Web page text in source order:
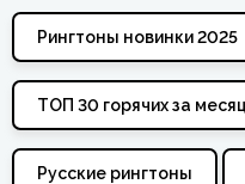
Рингтоны новинки 2025
ТОП 30 горячих за месяц
Русские рингтоны